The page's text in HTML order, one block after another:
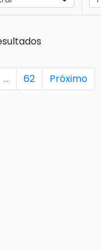
… 62 Próximo